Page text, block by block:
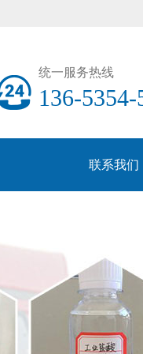
统一服务热线
136-5354-
联系我们